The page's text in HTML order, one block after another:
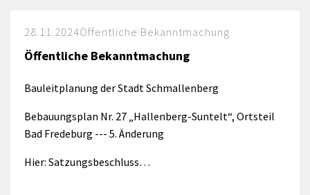
28.11.2024Öffentliche Bekanntmachung
Öffentliche Bekanntmachung
Bauleitplanung der Stadt Schmallenberg
Bebauungsplan Nr. 27 „Hallenberg-Suntelt“, Ortsteil
Bad Fredeburg --- 5. Änderung
Hier: Satzungsbeschluss…